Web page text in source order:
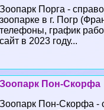
Зоопарк Порга -
зоопарке в г. Погр
телефоны, график
сайт в 2023 году...
Зоопарк Пон-Скорфа
Зоопарк Пон-Скорфа -